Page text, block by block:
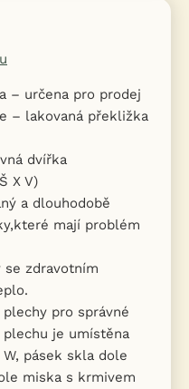
– určena pro prodej
– lakovaná překližka
dvířka
X V)
a dlouhodobě
mají problém
se zdravotním
pro správné
je umístěna
pásek skla dole
miska s krmivem